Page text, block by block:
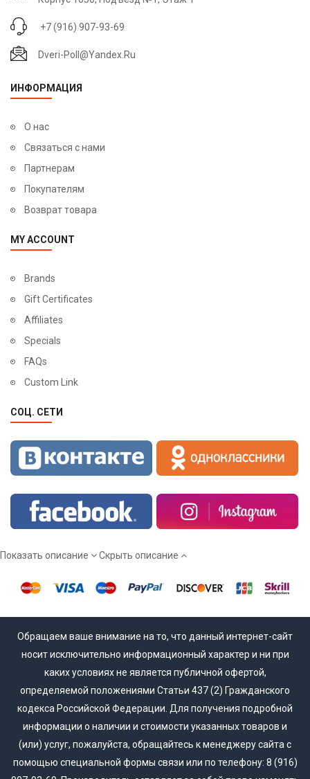
+7 (916) 907-93-69
Dveri-Poll@yandex.ru
ИНФОРМАЦИЯ
О нас
Связаться с нами
Партнерам
Покупателям
Возврат товара
MY ACCOUNT
Brands
Gift Certificates
Affiliates
Specials
FAQs
Custom Link
СОЦ. СЕТИ
Показать описание Скрыть описание
Обращаем ваше внимание на то, что данный интернет-сайт
носит исключительно информационный характер и ни при
каких условиях не является публичной офертой,
определяемой положениями Статьи 437 (2) Гражданского
кодекса Российской Федерации. Для получения подробной
информации о наличии и стоимости указанных товаров и
(или) услуг, пожалуйста, обращайтесь к менеджеру сайта с
помощью специальной формы связи или по телефону: 8 (916)